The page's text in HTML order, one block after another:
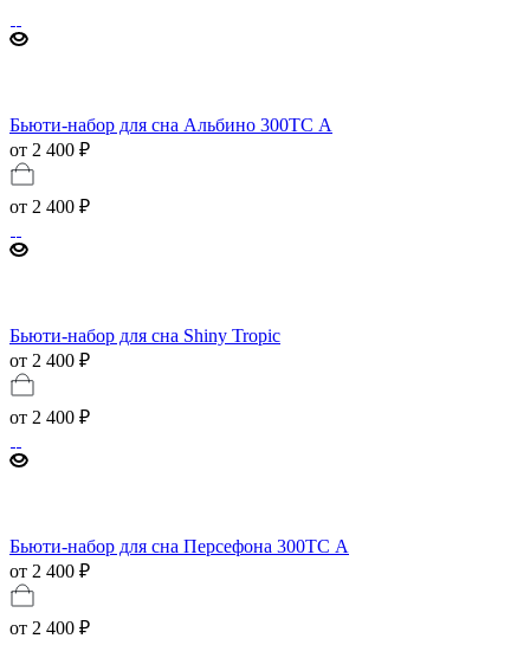
Бьюти-набор для сна Альбино 300ТС А
от 2 400 ₽
от 2 400 ₽
Бьюти-набор для сна Shiny Tropic
от 2 400 ₽
от 2 400 ₽
Бьюти-набор для сна Персефона 300ТС А
от 2 400 ₽
от 2 400 ₽